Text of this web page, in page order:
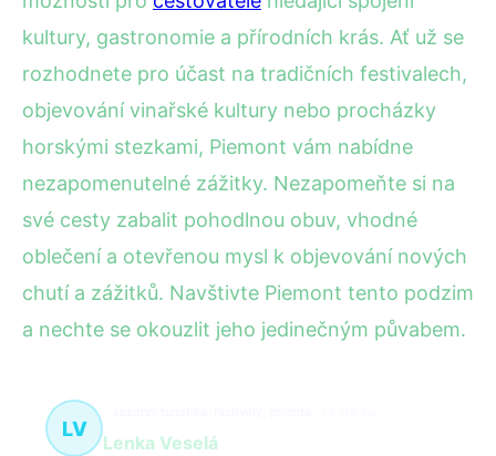
kultury, gastronomie a přírodních krás. Ať už se
rozhodnete pro účast na tradičních festivalech,
objevování vinařské kultury nebo procházky
horskými stezkami, Piemont vám nabídne
nezapomenutelné zážitky. Nezapomeňte si na
své cesty zabalit pohodlnou obuv, vhodné
oblečení a otevřenou mysl k objevování nových
chutí a zážitků. Navštivte Piemont tento podzim
a nechte se okouzlit jeho jedinečným půvabem.
LV
Lenka Veselá